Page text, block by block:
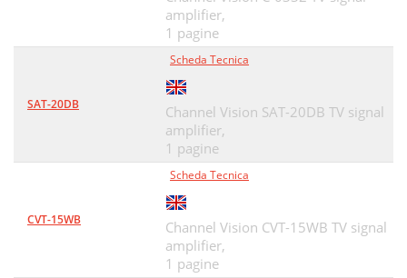
amplifier,
1 pagine
SAT-20DB
Scheda Tecnica
Channel Vision SAT-20DB TV signal
amplifier,
1 pagine
CVT-15WB
Scheda Tecnica
Channel Vision CVT-15WB TV signal
amplifier,
1 pagine